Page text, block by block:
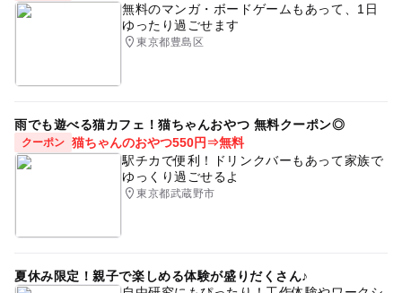
無料のマンガ・ボードゲームもあって、1日
ゆったり過ごせます
東京都豊島区
雨でも遊べる猫カフェ！猫ちゃんおやつ 無料クーポン◎
クーポン 猫ちゃんのおやつ550円⇒無料
駅チカで便利！ドリンクバーもあって家族で
ゆっくり過ごせるよ
東京都武蔵野市
夏休み限定！親子で楽しめる体験が盛りだくさん♪